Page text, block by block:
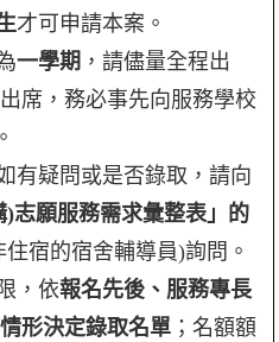
才可申請本案。
一學期 ，請儘量全程出
席，務必事先向服務學校
有疑問或是否錄取，請向
)志願服務需求彙整表」的
住宿的宿舍輔導員)詢問。
，依報名先後、服務專長
形決定錄取名單；名額額